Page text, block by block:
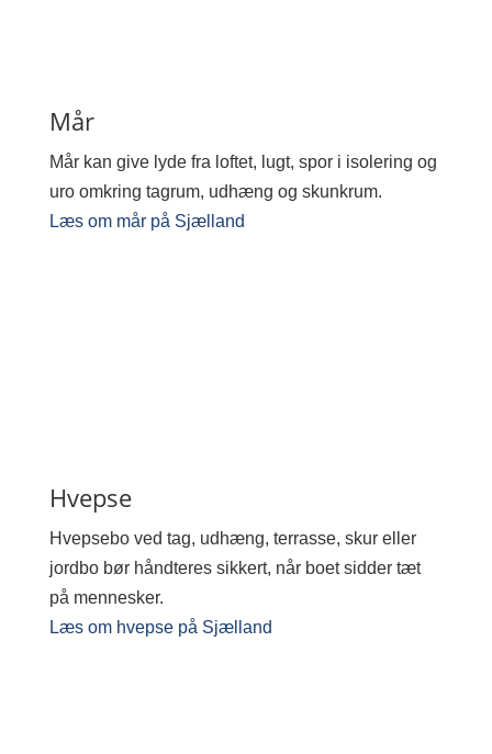
Mår
Mår kan give lyde fra loftet, lugt, spor i isolering og
uro omkring tagrum, udhæng og skunkrum.
Læs om mår på Sjælland
Hvepse
Hvepsebo ved tag, udhæng, terrasse, skur eller
jordbo bør håndteres sikkert, når boet sidder tæt
på mennesker.
Læs om hvepse på Sjælland